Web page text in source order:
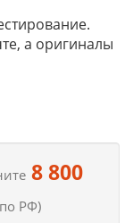
а оригиналы
8 800
РФ)